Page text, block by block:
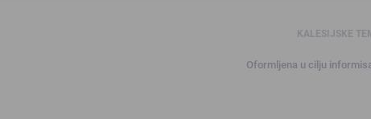
KALESIJSKE
Oformljena u cilju